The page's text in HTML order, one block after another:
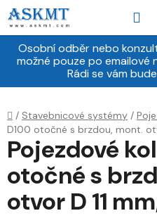
Přejít
na
obsah
Osobní odběr nebo
možné pouze po emailové
Rádi se vám
Domů
/ Stavebnicové systémy /
D100 otočné s brzdou, mont.
Pojezdové
otočné s
otvor D 11